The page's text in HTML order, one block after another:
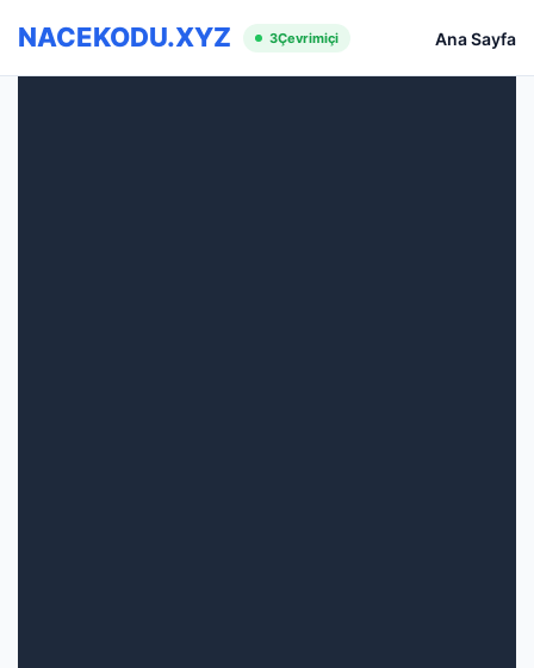
NACEKODU.XYZ 3Çevrimiçi Ana Sayfa